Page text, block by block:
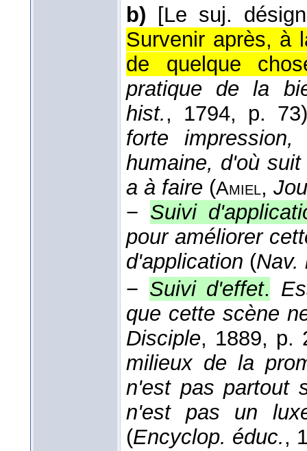
b) [Le suj.
Survenir après, à
de quelque
pratique de la
hist., 1794, p.
forte
humaine, d'où
a à faire (Amiel,
− Suivi
pour améliorer
d'application (Nav.
− Suivi d'effet.
que cette scène
Disciple, 1889, p.
milieux de la
n'est pas partout
n'est pas un
(Encyclop. éduc.,